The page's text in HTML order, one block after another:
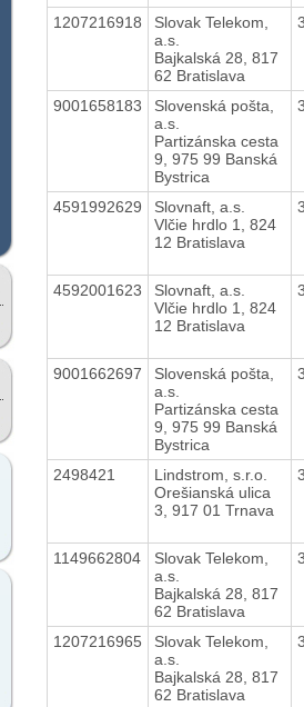
1207216918
Slovak Telekom,
a.s.
Bajkalská 28, 817
62 Bratislava
9001658183
Slovenská pošta,
a.s.
Partizánska cesta
9, 975 99 Banská
Bystrica
4591992629
Slovnaft, a.s.
Vlčie hrdlo 1, 824
12 Bratislava
4592001623
Slovnaft, a.s.
Vlčie hrdlo 1, 824
12 Bratislava
9001662697
Slovenská pošta,
a.s.
Partizánska cesta
9, 975 99 Banská
Bystrica
2498421
Lindstrom, s.r.o.
Orešianská ulica
3, 917 01 Trnava
1149662804
Slovak Telekom,
a.s.
Bajkalská 28, 817
62 Bratislava
1207216965
Slovak Telekom,
a.s.
Bajkalská 28, 817
62 Bratislava